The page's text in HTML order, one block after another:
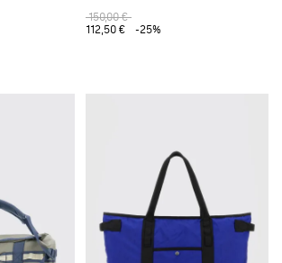
150,00 €
112,50 €
-25%